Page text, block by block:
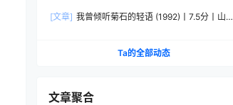
[文章] 我曾倾听菊石的轻语 (1992)丨7.5分丨山田
Ta的全部动态
文章聚合